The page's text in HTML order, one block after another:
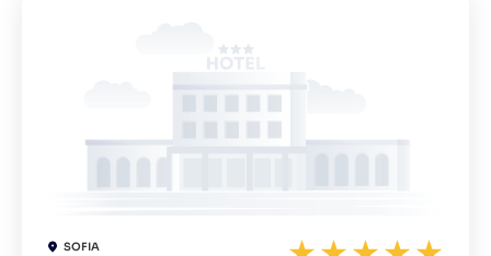
SOFIA